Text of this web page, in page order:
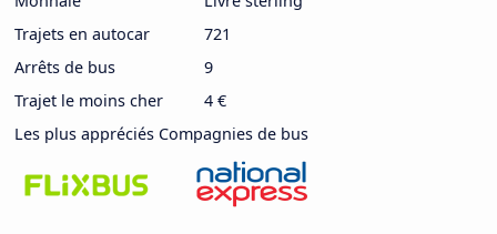
Trajets en autocar
721
Arrêts de bus
9
Trajet le moins cher
4 €
Les plus appréciés Compagnies de bus